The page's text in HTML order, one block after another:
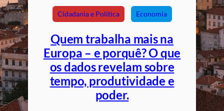
Cidadania e Política Economia
Quem trabalha mais na
Europa – e porquê? O que
os dados revelam sobre
tempo, produtividade e
poder.